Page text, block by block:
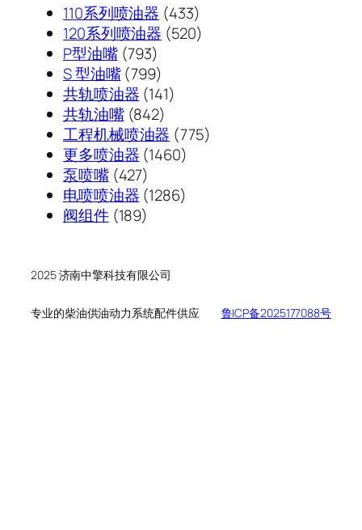
110系列喷油器 433433
个
120系列喷油器 520520
P型油嘴 793793
个
产
品
S 型油嘴 799799
个
产
品
共轨喷油器 141141
产
品
共轨油嘴 842842
个
产
工程机械喷油器 775775
更多喷油器 14601460
产
泵喷嘴 427427
个
产
电喷喷油器 12861286
阀组件 189189
品
2025 济南中擎科技有限公司
专业的柴油供油动力系统配件供应 鲁ICP备2025177088号